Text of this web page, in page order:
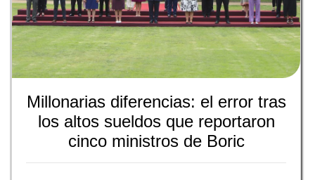
Millonarias diferencias: el error tras
los altos sueldos que reportaron
cinco ministros de Boric